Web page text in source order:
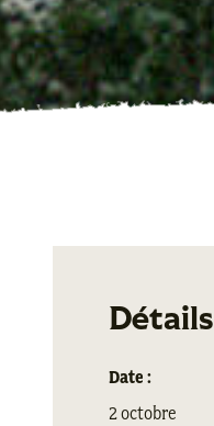
Détails
Date :
2 octobre